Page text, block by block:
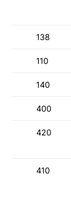
138
110
140
400
420
410